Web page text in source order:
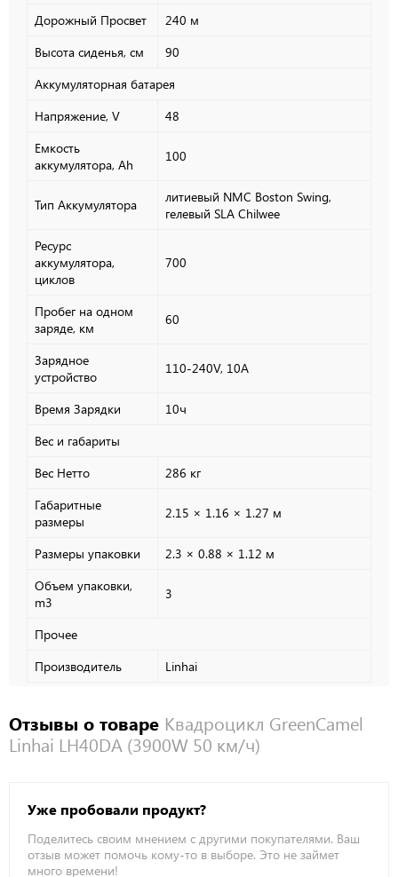
Дорожный Просвет
240 м
Высота сиденья, см
90
Аккумуляторная батарея
Напряжение, V
48
Емкость
аккумулятора, Ah
100
Тип Аккумулятора
литиевый NMC Boston Swing,
гелевый SLA Chilwee
Ресурс
аккумулятора,
циклов
700
Пробег на одном
заряде, км
60
Зарядное
устройство
110-240V, 10A
Время Зарядки
10ч
Вес и габариты
Вес Нетто
286 кг
Габаритные
размеры
2.15 × 1.16 × 1.27 м
Размеры упаковки
2.3 × 0.88 × 1.12 м
Объем упаковки,
m3
3
Прочее
Производитель
Linhai
Отзывы о товаре Квадроцикл GreenCamel
Linhai LH40DA (3900W 50 км/ч)
Уже пробовали продукт?
Поделитесь своим мнением с другими покупателями. Ваш
отзыв может помочь кому-то в выборе. Это не займет
много времени!